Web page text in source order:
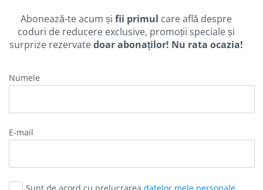
Abonează-te acum și fii primul care află despre
coduri de reducere exclusive, promoții speciale și
surprize rezervatedoar abonaților! Nu rata ocazia!
Numele
E-mail